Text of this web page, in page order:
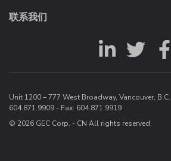
联系我们
Unit 1200 – 777 West Broadway, Vancouver,
604.871.9909 - Fax: 604.871.9919
© 2026 GEC Corp. - CN All rights reserved.